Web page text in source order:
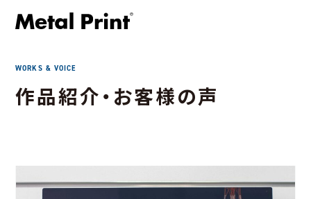
作品紹介・お客様の声
WORKS & VOICE